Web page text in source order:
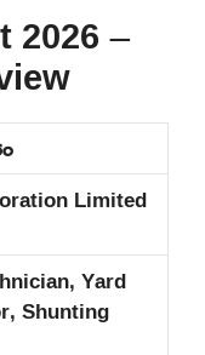
2026 –
Limited
Yard
Shunting